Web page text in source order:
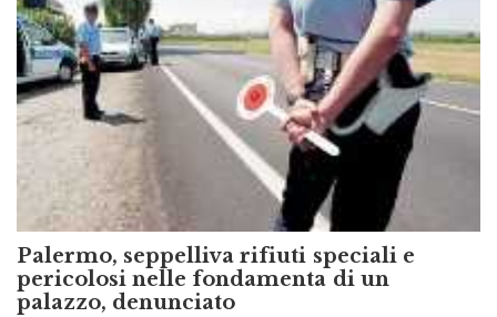
Palermo, seppelliva rifiuti speciali e
pericolosi nelle fondamenta di un
palazzo, denunciato